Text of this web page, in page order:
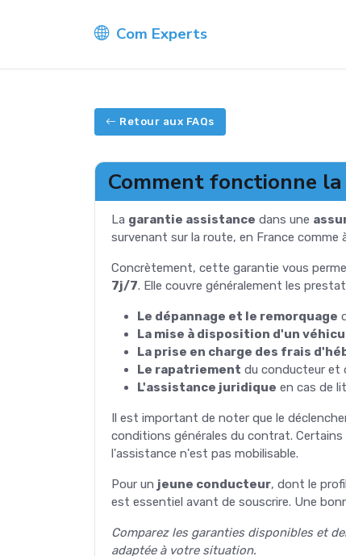
Com Experts
Retour aux FAQs
Comment fonctionne
La garantie assistance dans une
survenant sur la route, en France comme
Concrètement, cette garantie vous
7j/7. Elle couvre généralement les
Le dépannage et le remorquage
La mise à disposition d'un
La prise en charge des frais
Le rapatriement du conducteur et
L'assistance juridique en cas de
Il est important de noter que le
conditions générales du contrat.
l'assistance n'est pas mobilisable.
Pour un jeune conducteur, dont le
est essentiel avant de souscrire. Une
Comparez les garanties disponibles et
adaptée à votre situation.